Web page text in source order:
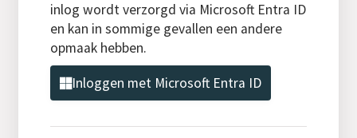
inlog wordt verzorgd via Microsoft Entra ID
en kan in sommige gevallen een andere
opmaak hebben.
Inloggen met Microsoft Entra ID